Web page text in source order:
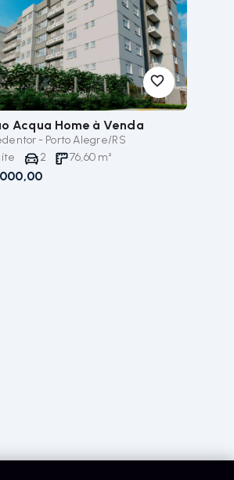
Acqua Home à Venda
- Porto Alegre/RS
2 76,60 m²